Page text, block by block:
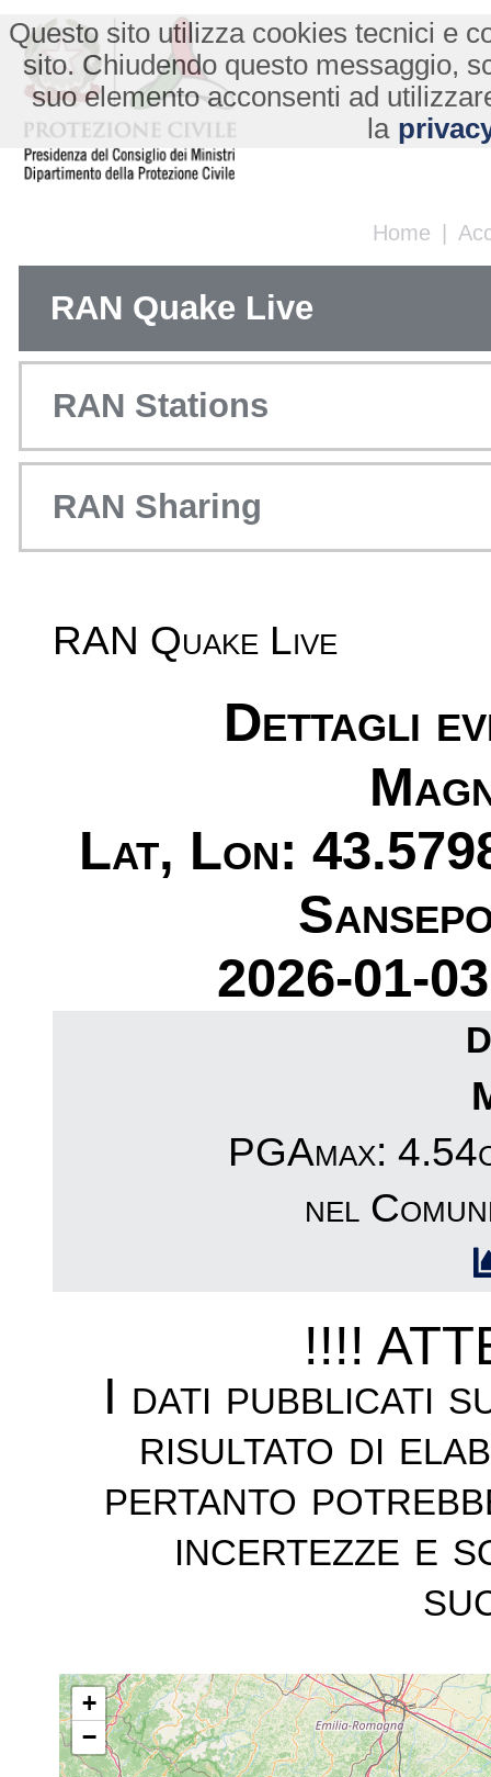
Home |
Questo sito utilizza cookies tecnici e
sito. Chiudendo questo messaggio,
suo elemento acconsenti ad
la
RAN Quake Live
RAN Stations
RAN Sharing
RAN Quake Live
Dettagli
Lat, Lon:
2026-01-
PGAmax:
nel
!!!!
I dati pubblicati
risultato di
pertanto
incertezze e
+
−